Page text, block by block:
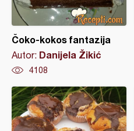
Čoko-kokos fantazija
Autor: Danijela Žikić
4108